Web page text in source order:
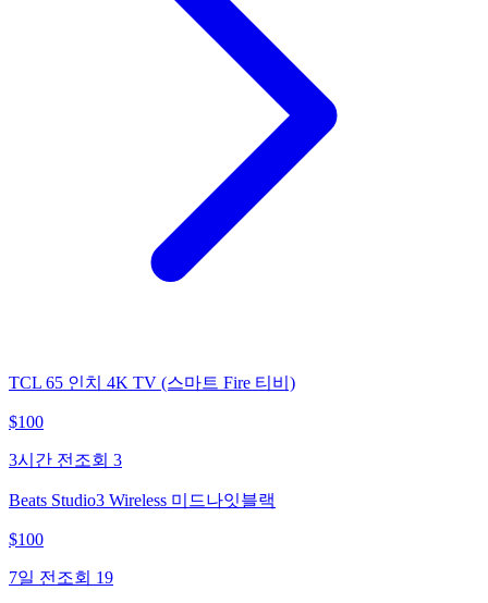
TCL 65 인치 4K TV (스마트 Fire 티비)
$100
3시간 전 조회 3
Beats Studio3 Wireless 미드나잇블랙
$100
7일 전 조회 19